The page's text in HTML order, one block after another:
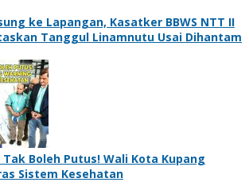
ke Lapangan, Kasatker BBWS NTT II
Tanggul Linamnutu Usai Dihantam
Boleh Putus! Wali Kota Kupang
Sistem Kesehatan